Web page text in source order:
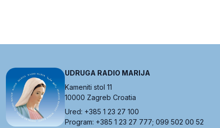
UDRUGA RADIO MARIJA
Kameniti stol 11
10000 Zagreb Croatia
Ured: +385 1 23 27 100
Program: +385 1 23 27 777; 099 502 00 52